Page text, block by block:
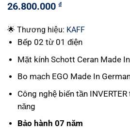
26.800.000 ₫
🌟 Thương hiệu: KAFF
Bếp 02 từ 01 điện
Mặt kính Schott Ceran Made
Bo mạch EGO Made In
Công nghệ biến tần
năng
Bảo hành 07 năm